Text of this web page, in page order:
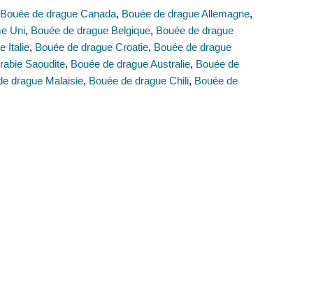
Bouée de drague Canada, Bouée de drague Allemagne,
Uni, Bouée de drague Belgique, Bouée de drague
Italie, Bouée de drague Croatie, Bouée de drague
Saoudite, Bouée de drague Australie, Bouée de
drague Malaisie, Bouée de drague Chili, Bouée de